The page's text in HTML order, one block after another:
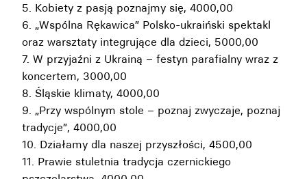
5. Kobiety z pasją poznajmy się, 4000,00
6. „Wspólna Rękawica” Polsko-ukraiński spektakl
oraz warsztaty integrujące dla dzieci, 5000,00
7. W przyjaźni z Ukrainą – festyn parafialny wraz z
koncertem, 3000,00
8. Śląskie klimaty, 4000,00
9. „Przy wspólnym stole – poznaj zwyczaje, poznaj
tradycje”, 4000,00
10. Działamy dla naszej przyszłości, 4500,00
11. Prawie stuletnia tradycja czernickiego